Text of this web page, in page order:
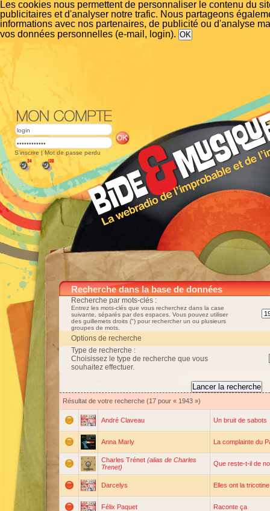
Les cookies nous permettent de personnaliser le contenu du
publicitaires et d'analyser notre trafic. Nous partageons
informations avec nos partenaires, de publicité ou d'analyse
vos données personnelles (e-mail, login).
S'inscrire | Mot de passe perdu
Recherche dans la base de données
Recherche par mots-clés :
Entrez les mots-clés que vous recherchez dans la case
suivante, séparés par des espaces. Vous pouvez utiliser
des guillemets droits (") pour rechercher un ou plusieurs
groupes de mots.
Options de recherche
Type de recherche :
Choisissez le type de recherche que vous
souhaitez effectuer.
Résultat de votre recherche (17 pour « 1943 »)
André Claveau Un bruit de sabots
Anna Marly La complainte du
Charles Trénet (alias de Charles
Trenet)
Que reste-t-il de
Darcelys Elles ont la tricotine
Félix Paquet Raconte ça